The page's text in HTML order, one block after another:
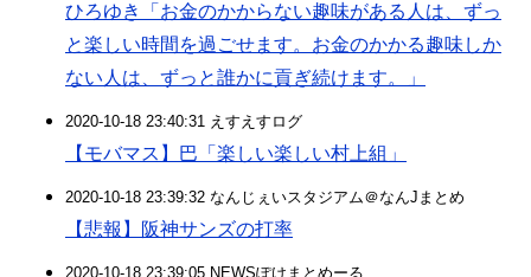
ひろゆき「お金のかからない趣味がある人は、ずっ
と楽しい時間を過ごせます。お金のかかる趣味しか
ない人は、ずっと誰かに貢ぎ続けます。」
2020-10-18 23:40:31 えすえすログ
【モバマス】巴「楽しい楽しい村上組」
2020-10-18 23:39:32 なんじぇいスタジアム＠なんJまとめ
【悲報】阪神サンズの打率
2020-10-18 23:39:05 NEWSぽけまとめーる